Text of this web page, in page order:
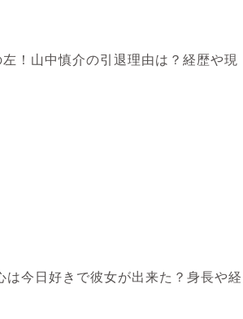
左！山中慎介の引退理由は？経歴や現
は今日好きで彼女が出来た？身長や経